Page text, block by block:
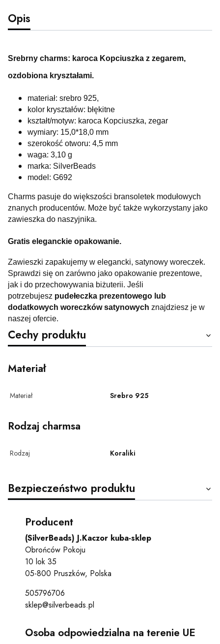
Opis
Srebrny charms: karoca Kopciuszka z zegarem,
ozdobiona kryształami.
materiał: srebro 925,
kolor kryształów: błękitne
kształt/motyw: karoca Kopciuszka, zegar
wymiary: 15,0*18,0 mm
szerokość otworu: 4,5 mm
waga: 3,10 g
marka: SilverBeads
model: G692
Charms pasuje do większości bransoletek modułowych
znanych producentów. Może być także wykorzystany jako
zawieszka do naszyjnika.
Gratis eleganckie opakowanie.
Zawieszki zapakujemy w elegancki, satynowy woreczek.
Sprawdzi się on zarówno jako opakowanie prezentowe,
jak i do przechowywania biżuterii. Jeśli
potrzebujesz pudełeczka prezentowego lub
dodatkowych woreczków satynowych znajdziesz je w
naszej ofercie.
Cechy produktu
Materiał
Materiał Srebro 925
Rodzaj charmsa
Rodzaj Koraliki
Bezpieczeństwo produktu
Producent
(SilverBeads) J.Kaczor kuba-sklep
Obrońców Pokoju
10 lok 35
05-800 Pruszków, Polska
505796706
sklep@silverbeads.pl
Osoba odpowiedzialna na terenie UE